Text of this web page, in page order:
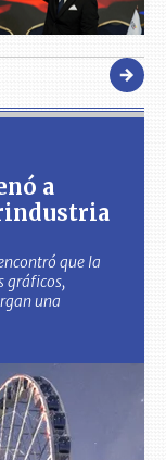
a
que la
gráficos,
una